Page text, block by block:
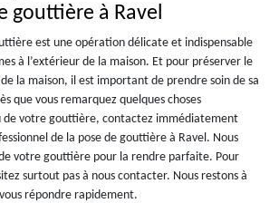
gouttière à Ravel
est une opération délicate et indispensable
à l’extérieur de la maison. Et pour préserver le
la maison, il est important de prendre soin de sa
que vous remarquez quelques choses
de votre gouttière, contactez immédiatement
de la pose de gouttière à Ravel. Nous
votre gouttière pour la rendre parfaite. Pour
surtout pas à nous contacter. Nous restons à
répondre rapidement.